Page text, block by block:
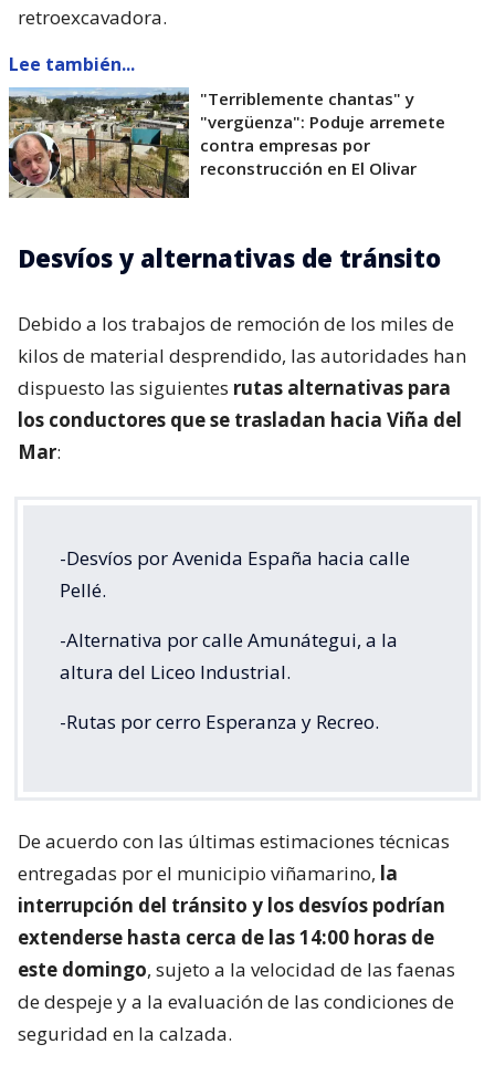
retroexcavadora.
Lee también...
"Terriblemente chantas" y
"vergüenza": Poduje arremete
contra empresas por
reconstrucción en El Olivar
Desvíos y alternativas de tránsito
Debido a los trabajos de remoción de los miles de
kilos de material desprendido, las autoridades han
dispuesto las siguientes rutas alternativas para
los conductores que se trasladan hacia Viña del
Mar:
-Desvíos por Avenida España hacia calle
Pellé.
-Alternativa por calle Amunátegui, a la
altura del Liceo Industrial.
-Rutas por cerro Esperanza y Recreo.
De acuerdo con las últimas estimaciones técnicas
entregadas por el municipio viñamarino, la
interrupción del tránsito y los desvíos podrían
extenderse hasta cerca de las 14:00 horas de
este domingo, sujeto a la velocidad de las faenas
de despeje y a la evaluación de las condiciones de
seguridad en la calzada.